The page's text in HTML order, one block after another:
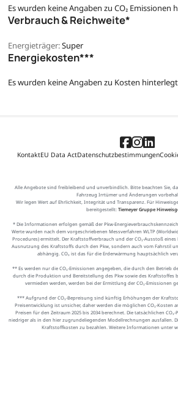
Es wurden keine Angaben zu CO₂ Emissionen
Verbrauch & Reichweite*
Energieträger:Super
Energiekosten***
Es wurden keine Angaben zu Kosten
KontaktEU Data ActDatenschutzbestimmungen
Alle Angebote sind freibleibend und unverbindlich. Bitte beachten Sie,
Fahrzeug Irrtümer und Änderungen
Wir legen Wert auf Ehrlichkeit, Integrität und Transparenz. Für
bereitgestellt: Tiemeyer Gruppe
* Die Informationen erfolgen gemäß der Pkw-
Werte wurden nach dem vorgeschriebenen Messverfahren WLTP
Procedures) ermittelt. Der Kraftstoffverbrauch und der CO₂-Ausstoß
Ausnutzung des Kraftstoffs durch den Pkw, sondern auch vom Fahrstil
abhängig. CO₂ ist das für die Erderwärmung hauptsächlich
** Es werden nur die CO₂-Emissionen angegeben, die durch den Betrieb
durch die Produktion und Bereitstellung des Pkw sowie des Kraftstoffes
vermieden werden, werden bei der Ermittlung der CO₂-Emissionen
*** Aufgrund der CO₂-Bepreisung sind künftig Erhöhungen der
Preisentwicklung ist unsicher, daher werden die möglichen CO₂-Kosten
Preisen für den Zeitraum 2025 bis 2034 berechnet. Die tatsächlichen
niedriger als in den hier zugrundeliegenden Modellrechnungen ausfallen.
Kraftstoffkosten zu bezahlen. Weitere Informationen unter